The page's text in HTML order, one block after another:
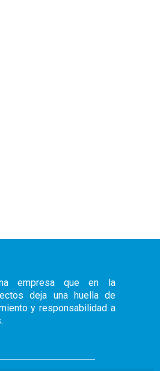
empresa que en la
deja una huella de
y responsabilidad a